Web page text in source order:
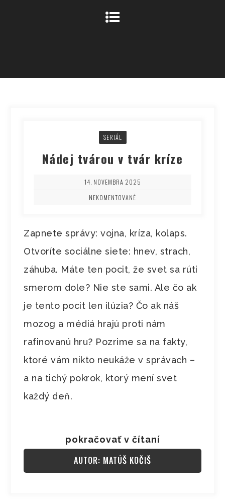
SERIÁL
Nádej tvárou v tvár kríze
14. NOVEMBRA 2025
NEKOMENTOVANÉ
Zapnete správy: vojna, kríza, kolaps.
Otvoríte sociálne siete: hnev, strach,
záhuba. Máte ten pocit, že svet sa rúti
smerom dole? Nie ste sami. Ale čo ak
je tento pocit len ilúzia? Čo ak náš
mozog a médiá hrajú proti nám
rafinovanú hru? Pozrime sa na fakty,
ktoré vám nikto neukáže v správach –
a na tichý pokrok, ktorý mení svet
každý deň.
pokračovať v čítaní
AUTOR: MATÚŠ KOČIŠ